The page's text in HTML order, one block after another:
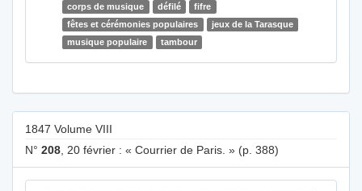
corps de musique
défilé
fifre
fêtes et cérémonies populaires
jeux de la Tarasque
musique populaire
tambour
1847 Volume VIII
N° 208 , 20 février : « Courrier de Paris. » (p. 388)